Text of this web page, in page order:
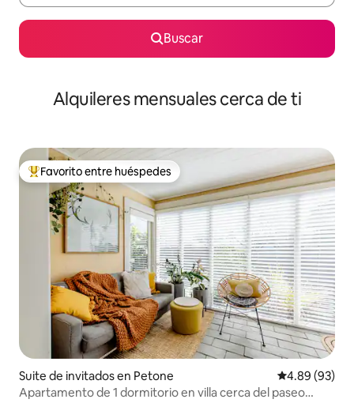
Buscar
Alquileres mensuales cerca de ti
Favorito entre huéspedes preferido
Favorito entre huéspedes
Suite de invitados en Petone Calificación
4.89 (93)
Apartamento de 1 dormitorio en villa cerca del paseo